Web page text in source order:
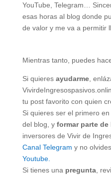
YouTube, Telegram…
esas horas al blog donde
de valor y me va a permitir
Mientras tanto, puedes
Si quieres ayudarme,
tu post favorito con quien
Si quieres ser el primero en
del blog, y formar parte
inversores de Vivir de
Canal Telegram y no
Youtube.
Si tienes una pregunta,